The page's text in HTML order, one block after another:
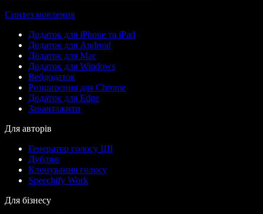
Синтез мовлення
Додаток для iPhone та iPad
Додаток для Android
Додаток для Mac
Додаток для Windows
Вебдодаток
Розширення для Chrome
Додаток для Edge
Завантажити
Для авторів
Генератор голосу ШІ
Дубляж
Клонування голосу
Speechify Work
Для бізнесу